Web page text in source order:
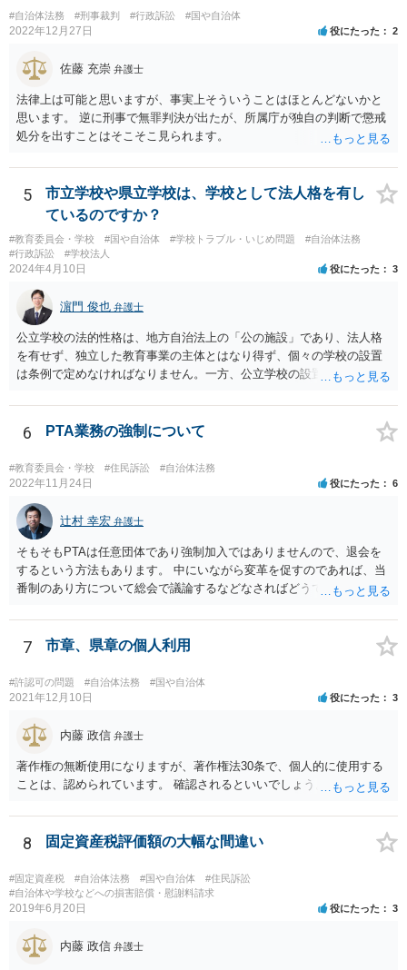
#自治体法務 #刑事裁判 #行政訴訟 #国や自治体
2022年12月27日 役にたった 2
佐藤 充崇 弁護士
法律上は可能と思いますが、事実上そういうことはほとんどないかと
思います。 逆に刑事で無罪判決が出たが、所属庁が独自の判断で懲戒
処分を出すことはそこそこ見られます。
5
市立学校や県立学校は、学校として法人格を有し
ているのですか？
#教育委員会・学校 #国や自治体 #学校トラブル・いじめ問題
#自治体法務
#行政訴訟
#学校法人
2024年4月10日 役にたった 3
濵門 俊也 弁護士
公立学校の法的性格は、地方自治法上の「公の施設」であり、法人格
を有せず、独立した教育事業の主体とはなり得ず、個々の学校の設置
は条例で定めなければなりません。一方、公立学校の設置者である地
利義務の主体となる法人格を有し、教育事業の主体となっています。
ちなみに、公立学校は教育行政組織上の取扱いとしては「教育機関」
であり、校舎・校地等は地方自治法上「行政財産」とされています。
6 PTA業務の強制について
#教育委員会・学校 #住民訴訟 #自治体法務
2022年11月24日 役にたった 6
辻村 幸宏 弁護士
そもそもPTAは任意団体であり強制加入ではありませんので、退会を
するという方法もあります。 中にいながら変革を促すのであれば、当
番制のあり方について総会で議論するなどなさればどうでしょうか。
7 市章、県章の個人利用
#許認可の問題 #自治体法務 #国や自治体
2021年12月10日 役にたった 3
内藤 政信 弁護士
著作権の無断使用になりますが、著作権法30条で、個人的に使用する
ことは、認められています。 確認されるといいでしょう。
8 固定資産税評価額の大幅な間違い
#固定資産税 #自治体法務 #国や自治体
#住民訴訟
#自治体や学校などへの損害賠償・慰謝料請求
2019年6月20日 役にたった 3
内藤 政信 弁護士